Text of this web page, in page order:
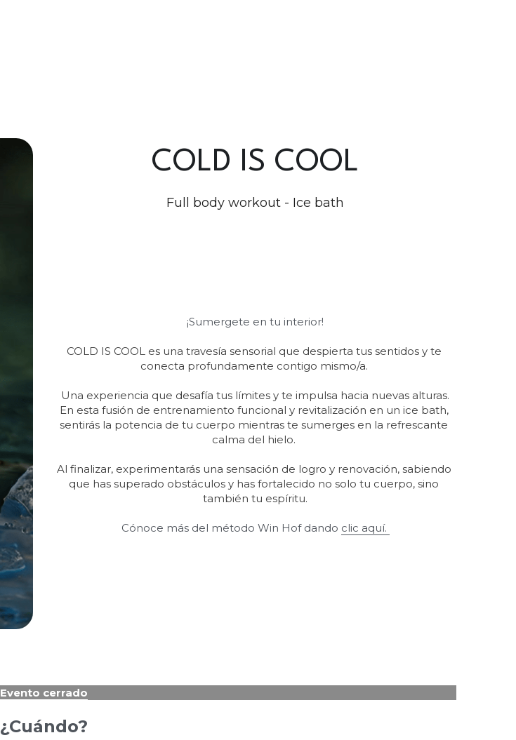
COLD IS COOL
Full body workout - Ice bath
¡Sumergete en tu interior!
COLD IS COOL es una travesía sensorial que despierta tus sentidos y te
conecta profundamente contigo mismo/a.
En esta fusión de entrenamiento funcional y revitalización en un ice bath,
sentirás la potencia de tu cuerpo mientras te sumerges en la refrescante
calma del hielo.
Al finalizar, experimentarás una sensación de logro y renovación, sabiendo
que has superado obstáculos y has fortalecido no solo tu cuerpo, sino
también tu espíritu.
Cónoce más del método Win Hof dando clic aquí.
Evento cerrado
¿Cuándo?